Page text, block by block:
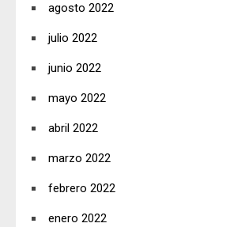
agosto 2022
julio 2022
junio 2022
mayo 2022
abril 2022
marzo 2022
febrero 2022
enero 2022